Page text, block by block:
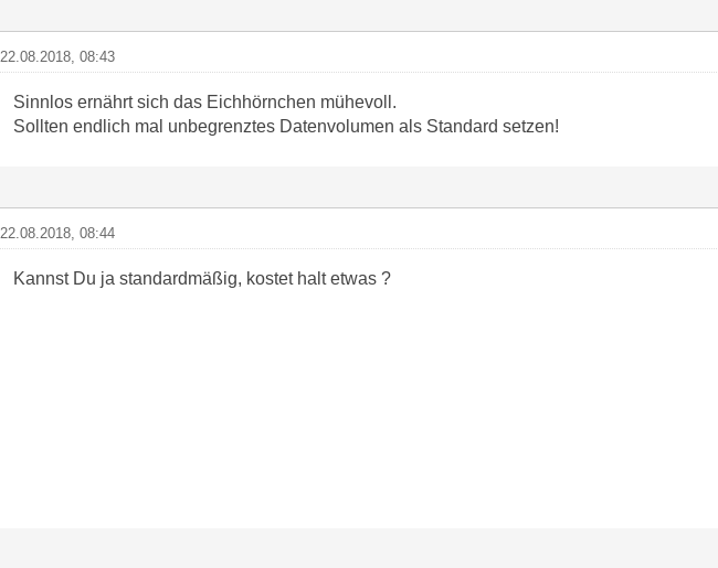
22.08.2018, 08:43
Sinnlos ernährt sich das Eichhörnchen mühevoll.
Sollten endlich mal unbegrenztes Datenvolumen als Standard setzen!
22.08.2018, 08:44
Kannst Du ja standardmäßig, kostet halt etwas ?